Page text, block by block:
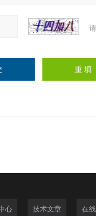
心 技术文章 在